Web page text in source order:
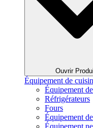
Ouvrir
Équipement de
Équipement
Réfrigérateurs
Fours
Équipement
Équipement